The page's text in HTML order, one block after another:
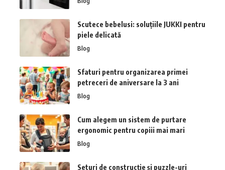
Scutece bebelusi: soluțiile JUKKI pentru
piele delicată
Blog
Sfaturi pentru organizarea primei
petreceri de aniversare la 3 ani
Blog
Cum alegem un sistem de purtare
ergonomic pentru copiii mai mari
Blog
Seturi de construcție și puzzle-uri